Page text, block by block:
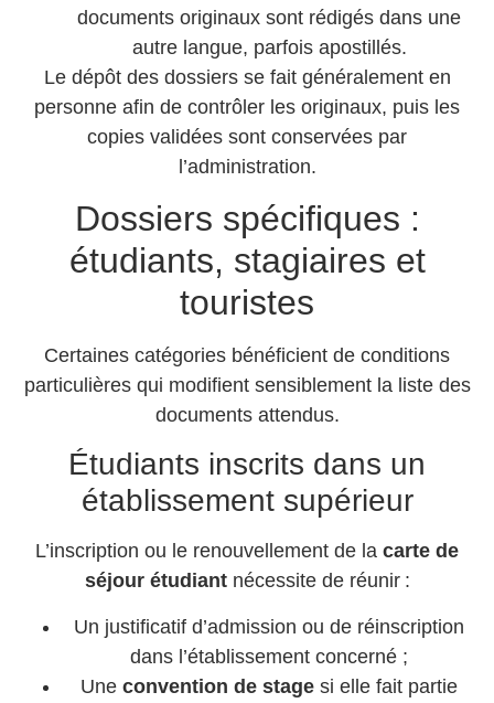
documents originaux sont rédigés dans une
autre langue, parfois apostillés.
Le dépôt des dossiers se fait généralement en
personne afin de contrôler les originaux, puis les
copies validées sont conservées par
l’administration.
Dossiers spécifiques :
étudiants, stagiaires et
touristes
Certaines catégories bénéficient de conditions
particulières qui modifient sensiblement la liste des
documents attendus.
Étudiants inscrits dans un
établissement supérieur
L’inscription ou le renouvellement de la carte de
séjour étudiantnécessite de réunir :
Un justificatif d’admission ou de réinscription
dans l’établissement concerné ;
Une convention de stage si elle fait partie